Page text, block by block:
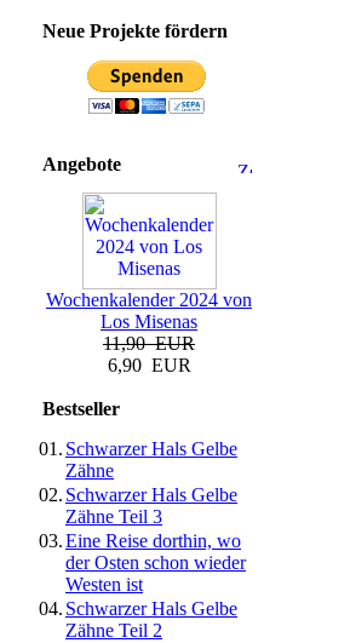
Neue Projekte fördern
Angebote
Wochenkalender 2024 von
Los Misenas
11,90 EUR
6,90 EUR
Bestseller
01. Schwarzer Hals Gelbe
Zähne
02. Schwarzer Hals Gelbe
Zähne Teil 3
03.Eine Reise dorthin, wo
der Osten schon wieder
Westen ist
04. Schwarzer Hals Gelbe
Zähne Teil 2